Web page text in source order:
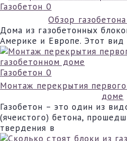
Газобетон 0
Обзор
Дома из газобетонных
Америке и Европе. Этот вид
Газобетон 0
Монтаж перекрытия
доме
Газобетон – это один из
(ячеистого) бетона,
твердения в